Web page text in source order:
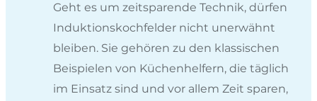
Geht es um zeitsparende Technik, dürfen
Induktionskochfelder nicht unerwähnt
bleiben. Sie gehören zu den klassischen
Beispielen von Küchenhelfern, die täglich
im Einsatz sind und vor allem Zeit sparen,